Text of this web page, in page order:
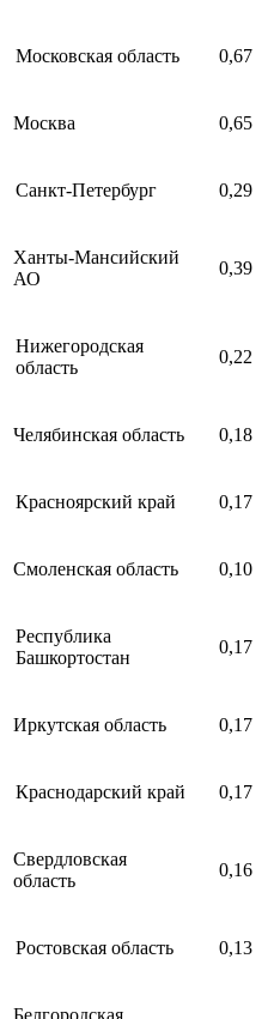
Московская область 0,67
Москва 0,65
Санкт-Петербург 0,29
Ханты-Мансийский
АО
0,39
Нижегородская
область
0,22
Челябинская область 0,18
Красноярский край 0,17
Смоленская область 0,10
Республика
Башкортостан
0,17
Иркутская область 0,17
Краснодарский край 0,17
Свердловская
область
0,16
Ростовская область 0,13
Белгородская